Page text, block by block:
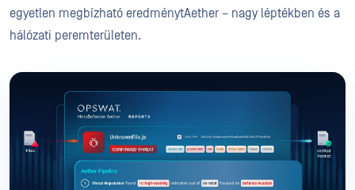
egyetlen megbízható eredménytAether – nagy léptékben és a
hálózati peremterületen.